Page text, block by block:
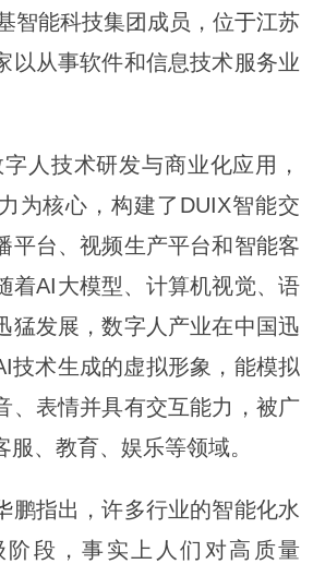
智能科技集团成员，位于江苏
以从事软件和信息技术服务业
人技术研发与商业化应用，
为核心，构建了DUIX智能交
平台、视频生产平台和智能客
着AI大模型、计算机视觉、语
猛发展，数字人产业在中国迅
技术生成的虚拟形象，能模拟
、表情并具有交互能力，被广
、教育、娱乐等领域。
鹏指出，许多行业的智能化水
段，事实上人们对高质量